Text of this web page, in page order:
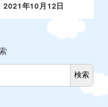
2021年10月12日
検索